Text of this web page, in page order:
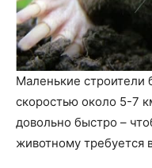
Маленькие строители
скоростью около 5-7
довольно быстро –
животному требуется